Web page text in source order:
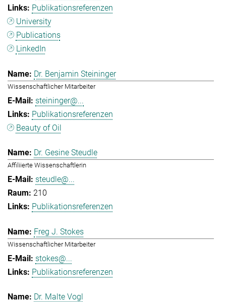
Publikationsreferenzen
University
Publications
LinkedIn
Dr. Benjamin Steininger
Wissenschaftlicher Mitarbeiter
steininger@...
Publikationsreferenzen
Beauty of Oil
Dr. Gesine Steudle
Affiliierte Wissenschaftlerin
steudle@...
210
Publikationsreferenzen
Freg J. Stokes
Wissenschaftlicher Mitarbeiter
stokes@...
Publikationsreferenzen
Dr. Malte Vogl